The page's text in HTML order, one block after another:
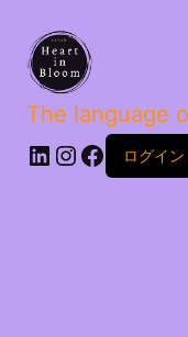
The language
ログイン